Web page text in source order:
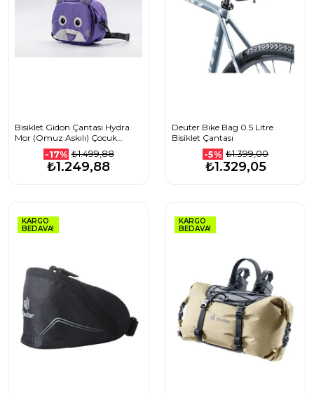
Bisiklet Gidon Çantası Hydra
Mor (Omuz Askılı) Çocuk
Bisikleti Direksiyon Çantası
-17% ₺1.499,88
₺1.249,88
Deuter Bike Bag 0.5 Litre
Bisiklet Çantası
-5% ₺1.399,00
₺1.329,05
KARGO
BEDAVA!
KARGO
BEDAVA!